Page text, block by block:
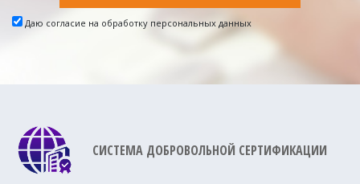
Даю согласие на обработку персональных данных
СИСТЕМА ДОБРОВОЛЬНОЙ СЕРТИФИКАЦИИ